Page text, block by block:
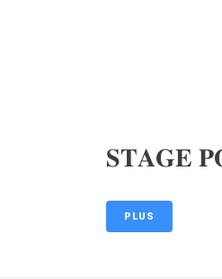
𝐒𝐓𝐀𝐆𝐄
PLUS